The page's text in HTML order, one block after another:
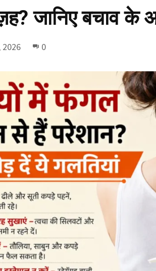
जानिए बचाव के
2026 0